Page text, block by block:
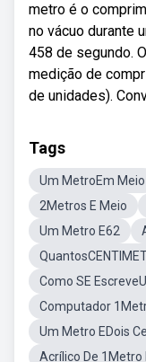
metro é o
no vácuo durante
458 de segundo.
medição de
de unidades).
Tags
Um MetroEm Meio
2Metros E Meio
Um Metro E62
Como SE
Computador
Um Metro EDois
Acrílico De 1Metro